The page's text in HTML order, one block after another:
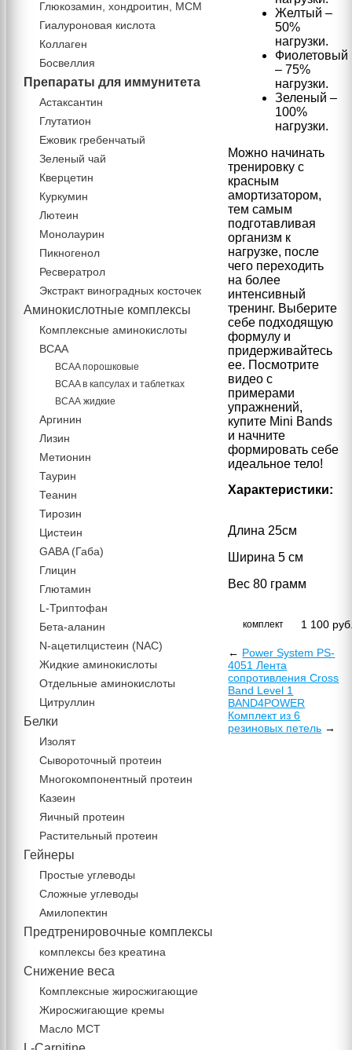
Желтый –
50%
нагрузки.
Фиолетовый
– 75%
нагрузки.
Зеленый –
100%
нагрузки.
Можно начинать
тренировку с
красным
амортизатором,
тем самым
подготавливая
организм к
нагрузке, после
чего переходить
на более
интенсивный
тренинг. Выберите
себе подходящую
формулу и
придерживайтесь
ее. Посмотрите
видео с
примерами
упражнений,
купите Mini Bands
и начните
формировать себе
идеальное тело!
Характеристики:
Длина 25см
Ширина 5 см
Вес 80 грамм
комплект 1 100
← Power System PS-
4051 Лента
сопротивления Cross
Band Level 1
BAND4POWER
Комплект из 6
резиновых петель →
Глюкозамин, хондроитин, МСМ
Гиалуроновая кислота
Коллаген
Босвеллия
Препараты для иммунитета
Астаксантин
Глутатион
Ежовик гребенчатый
Зеленый чай
Кверцетин
Куркумин
Лютеин
Монолаурин
Пикногенол
Ресвератрол
Экстракт виноградных косточек
Аминокислотные комплексы
Комплексные аминокислоты
BCAA
BCAA порошковые
BCAA в капсулах и таблетках
ВСАА жидкие
Аргинин
Лизин
Метионин
Таурин
Теанин
Тирозин
Цистеин
GABA (Габа)
Глицин
Глютамин
L-Триптофан
Бета-аланин
N-ацетилцистеин (NAC)
Жидкие аминокислоты
Отдельные аминокислоты
Цитруллин
Белки
Изолят
Сывороточный протеин
Многокомпонентный протеин
Казеин
Яичный протеин
Растительный протеин
Гейнеры
Простые углеводы
Сложные углеводы
Амилопектин
Предтренировочные комплексы
комплексы без креатина
Снижение веса
Комплексные жиросжигающие
Жиросжигающие кремы
Масло МСТ